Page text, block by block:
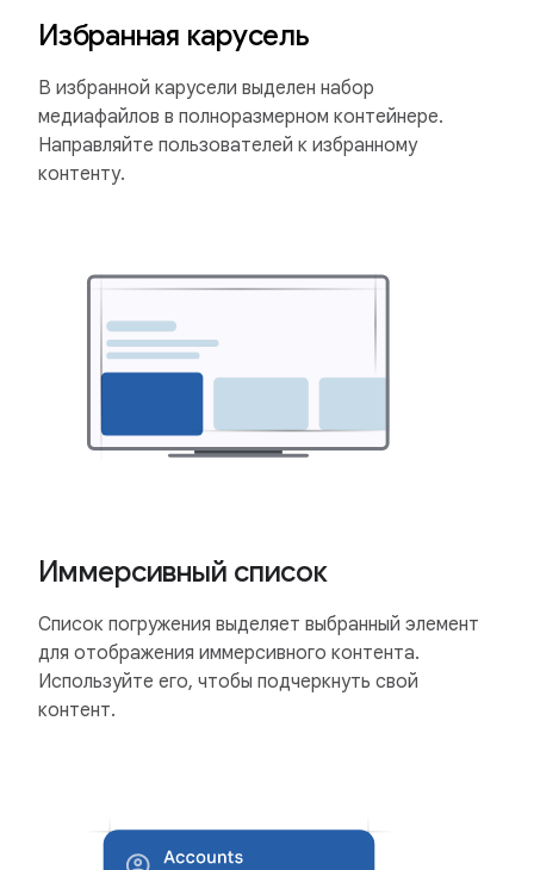
Избранная карусель
В избранной карусели выделен набор
медиафайлов в полноразмерном контейнере.
Направляйте пользователей к избранному
контенту.
Иммерсивный список
Список погружения выделяет выбранный элемент
для отображения иммерсивного контента.
Используйте его, чтобы подчеркнуть свой
контент.